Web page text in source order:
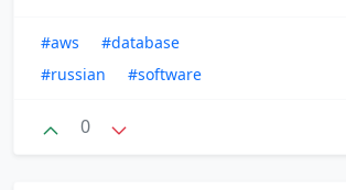
#aws
#database
#russian
#software
0